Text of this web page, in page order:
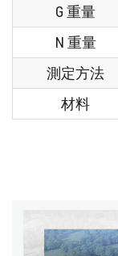
G 重量
N 重量
測定方法
材料